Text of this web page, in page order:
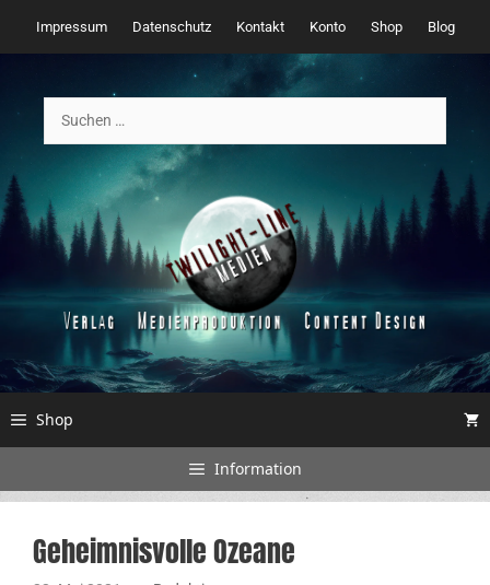
Inhalt
springen
Impressum Datenschutz Kontakt Konto Shop Blog
nach:
Shop
Information
Geheimnisvolle Ozeane